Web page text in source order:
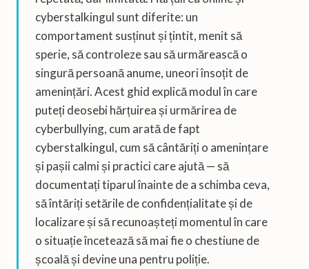
cyberstalkingul sunt diferite: un
comportament susținut și țintit, menit să
sperie, să controleze sau să urmărească o
singură persoană anume, uneori însoțit de
amenințări. Acest ghid explică modul în care
puteți deosebi hărțuirea și urmărirea de
cyberbullying, cum arată de fapt
cyberstalkingul, cum să cântăriți o amenințare
și pașii calmi și practici care ajută — să
documentați tiparul înainte de a schimba ceva,
să întăriți setările de confidențialitate și de
localizare și să recunoașteți momentul în care
o situație încetează să mai fie o chestiune de
școală și devine una pentru poliție.